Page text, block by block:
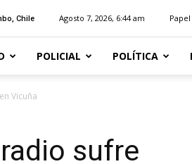
Chile Agosto 7, 2026, 6:44 am
POLICIAL POLÍTICA
Vicuña
sufre